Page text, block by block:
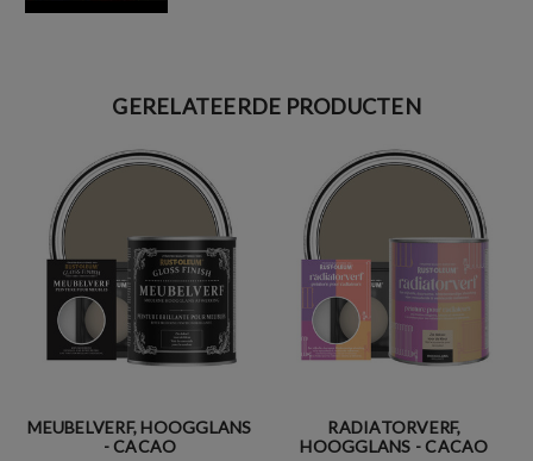
GERELATEERDE PRODUCTEN
MEUBELVERF, HOOGGLANS
- CACAO
RADIATORVERF,
HOOGGLANS - CACAO